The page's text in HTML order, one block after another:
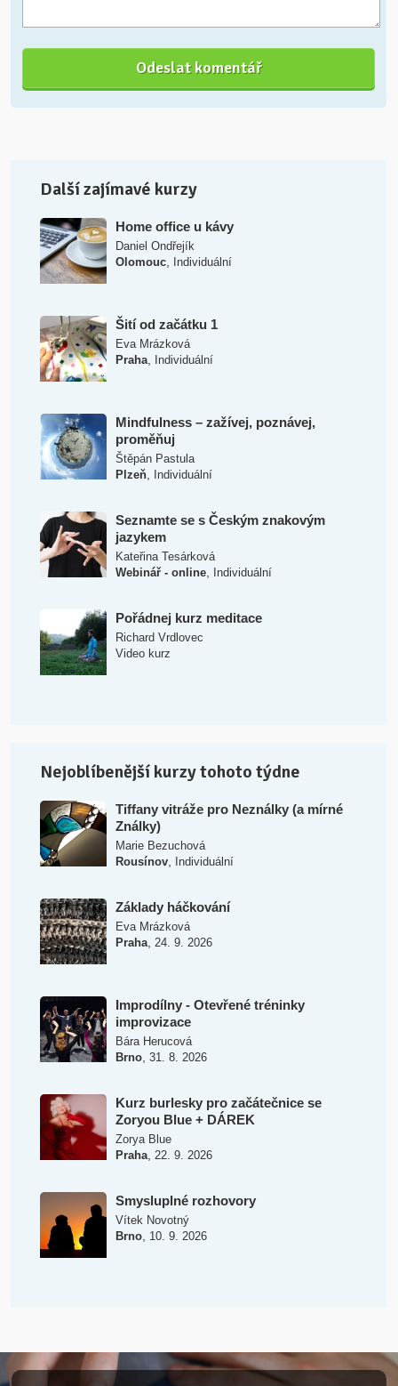
Další zajímavé kurzy
Home office u kávy
Daniel Ondřejík
Olomouc, Individuální
Šití od začátku 1
Eva Mrázková
Praha, Individuální
Mindfulness – zažívej, poznávej,
proměňuj
Štěpán Pastula
Plzeň, Individuální
Seznamte se s Českým znakovým
jazykem
Kateřina Tesárková
Webinář - online, Individuální
Pořádnej kurz meditace
Richard Vrdlovec
Video kurz
Nejoblíbenější kurzy tohoto týdne
Tiffany vitráže pro Neználky (a mírné
Ználky)
Marie Bezuchová
Rousínov, Individuální
Základy háčkování
Eva Mrázková
Praha, 24. 9. 2026
Improdílny - Otevřené tréninky
improvizace
Bára Herucová
Brno, 31. 8. 2026
Kurz burlesky pro začátečnice se
Zoryou Blue + DÁREK
Zorya Blue
Praha, 22. 9. 2026
Smysluplné rozhovory
Vítek Novotný
Brno, 10. 9. 2026